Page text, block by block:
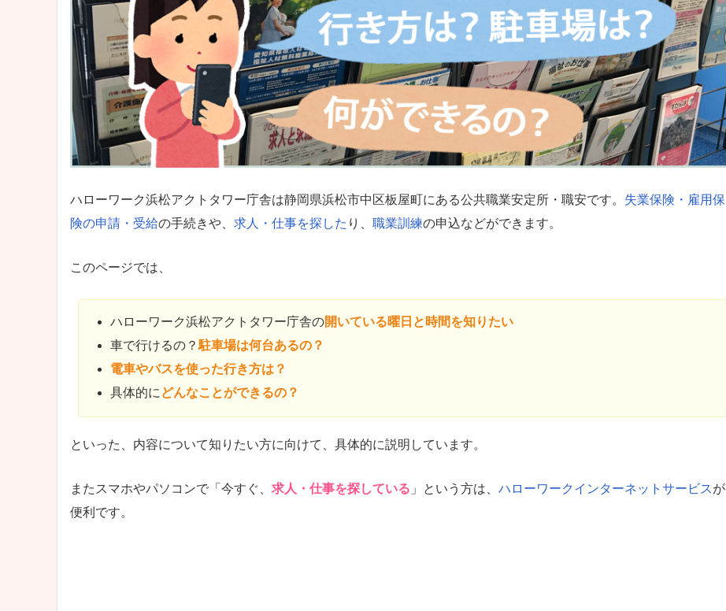
ハローワーク浜松アクトタワー庁舎は静岡県浜松市中区板屋町にある公共職業安定所・職安です。 失業保険・雇用保
険の申請・受給の手続きや、 求人・仕事を探した り、 職業訓練の申込などができます。
このページでは、
ハローワーク浜松アクトタワー庁舎の開いている曜日と時間を知りたい
車で行けるの？ 駐車場は何台あるの？
電車やバスを使った行き方は？
具体的に どんなことができるの？
といった、内容について知りたい方に向けて、具体的に説明しています。
またスマホやパソコンで「今すぐ、 求人・仕事を探している 」という方は、 ハローワークインターネットサービスが
便利です。